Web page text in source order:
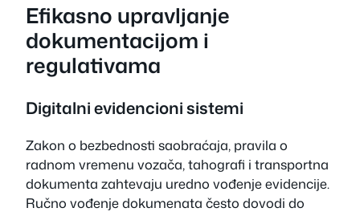
Efikasno upravljanje
dokumentacijom i
regulativama
Digitalni evidencioni sistemi
Zakon o bezbednosti saobraćaja, pravila o
radnom vremenu vozača, tahografi i transportna
dokumenta zahtevaju uredno vođenje evidencije.
Ručno vođenje dokumenata često dovodi do